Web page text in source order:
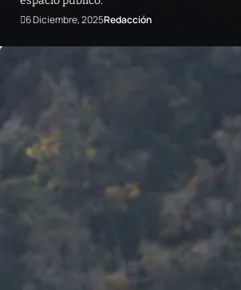
6 Diciembre, 2025Redacción